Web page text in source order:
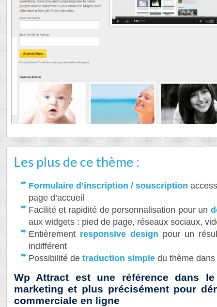
Les plus de ce thème :
Formulaire d’inscription / souscription
page d’accueil
Facilité et rapidité de personnalisation pour un
aux widgets : pied de page, réseaux sociaux,
Entièrement responsive design pour un
indifférent
Possibilité de traduction simpledu thème dans
Wp Attract est une référence dans
marketing et plus précisément pour
commerciale en ligne